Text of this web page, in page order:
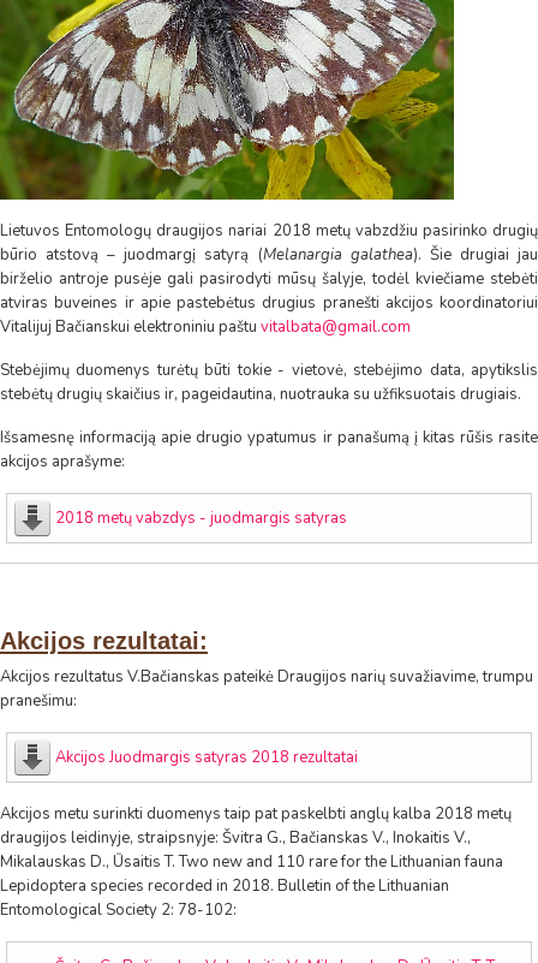
Lietuvos Entomologų draugijos nariai 2018 metų vabzdžiu pasirinko drugių
būrio atstovą – juodmargį satyrą (Melanargia galathea). Šie drugiai jau
birželio antroje pusėje gali pasirodyti mūsų šalyje, todėl kviečiame stebėti
atviras buveines ir apie pastebėtus drugius pranešti akcijos koordinatoriui
Vitalijuj Bačianskui elektroniniu paštu vitalbata@gmail.com
Stebėjimų duomenys turėtų būti tokie - vietovė, stebėjimo data, apytikslis
stebėtų drugių skaičius ir, pageidautina, nuotrauka su užfiksuotais drugiais.
Išsamesnę informaciją apie drugio ypatumus ir panašumą į kitas rūšis rasite
akcijos aprašyme:
2018 metų vabzdys - juodmargis satyras
Akcijos rezultatai:
Akcijos rezultatus V.Bačianskas pateikė Draugijos narių suvažiavime, trumpu
pranešimu:
Akcijos Juodmargis satyras 2018 rezultatai
Akcijos metu surinkti duomenys taip pat paskelbti anglų kalba 2018 metų
draugijos leidinyje, straipsnyje: Švitra G., Bačianskas V., Inokaitis V.,
Mikalauskas D., Ūsaitis T. Two new and 110 rare for the Lithuanian fauna
Lepidoptera species recorded in 2018. Bulletin of the Lithuanian
Entomological Society 2: 78-102: